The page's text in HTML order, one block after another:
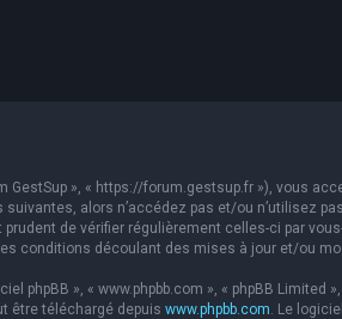
GestSup », « https://forum.gestsup.fr »), vous
alors n’accédez pas et/ou n’utilisez
de vérifier régulièrement celles-ci par
conditions découlant des mises à jour et/ou
phpBB », « www.phpbb.com », « phpBB
être téléchargé depuis www.phpbb.com . Le